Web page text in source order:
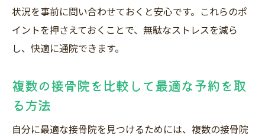
状況を事前に問い合わせておくと安心です。これらのポ
イントを押さえておくことで、無駄なストレスを減ら
し、快適に通院できます。
複数の接骨院を比較して最適な予約を取
る方法
自分に最適な接骨院を見つけるためには、複数の接骨院